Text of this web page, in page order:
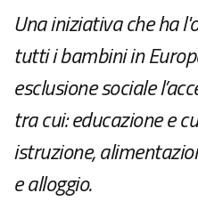
Una iniziativa che ha
tutti i bambini in
esclusione sociale
tra cui: educazione e
istruzione,
e alloggio.